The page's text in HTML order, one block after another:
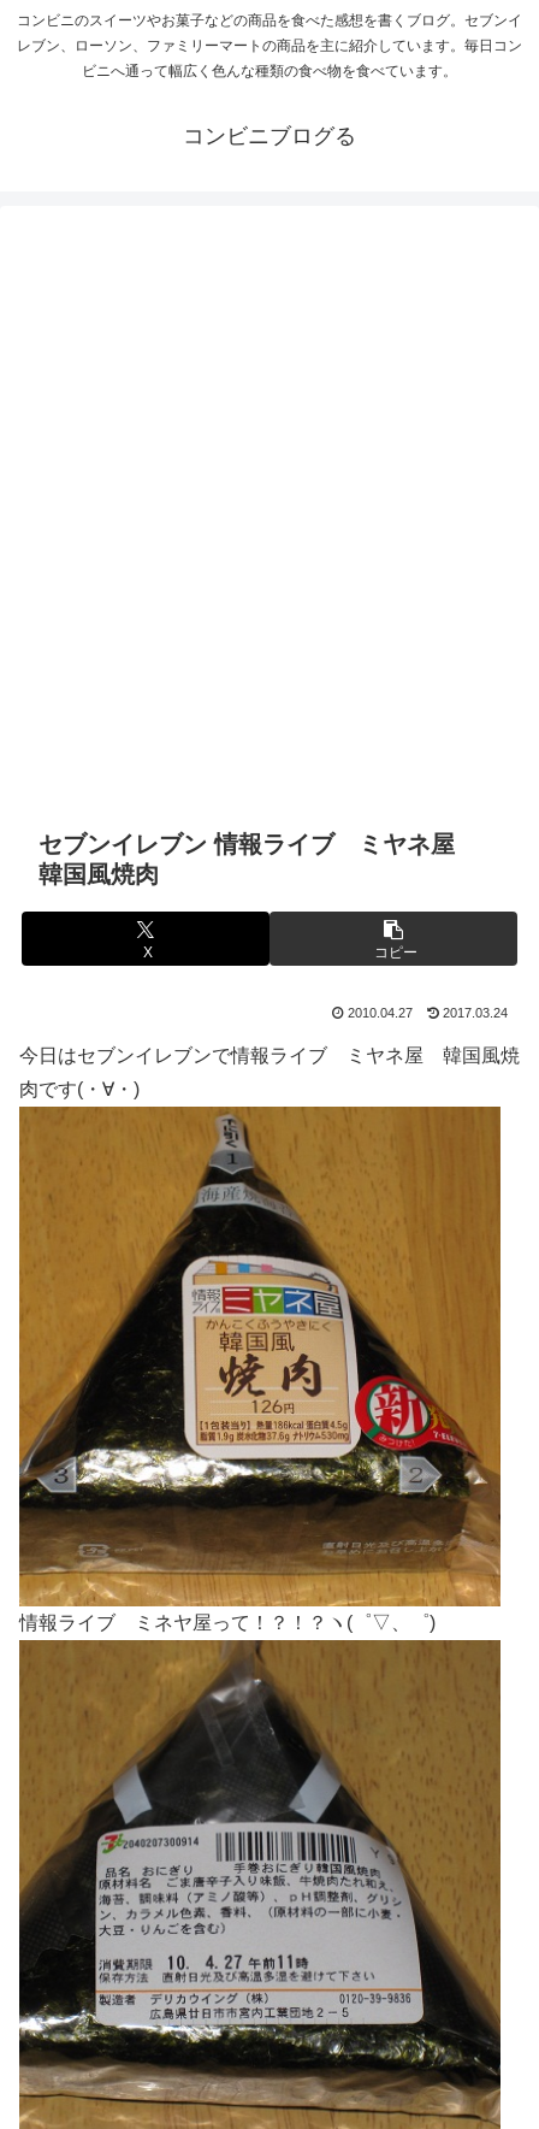
コンビニのスイーツやお菓子などの商品を食べた感想を書くブログ。セブンイ
レブン、ローソン、ファミリーマートの商品を主に紹介しています。毎日コン
ビニへ通って幅広く色んな種類の食べ物を食べています。
コンビニブログる
セブンイレブン 情報ライブ ミヤネ屋
韓国風焼肉
X コピー
2010.04.27 2017.03.24
今日はセブンイレブンで情報ライブ ミヤネ屋 韓国風焼
肉です(・∀・)
情報ライブ ミネヤ屋って！？！？ヽ(゜▽、゜)